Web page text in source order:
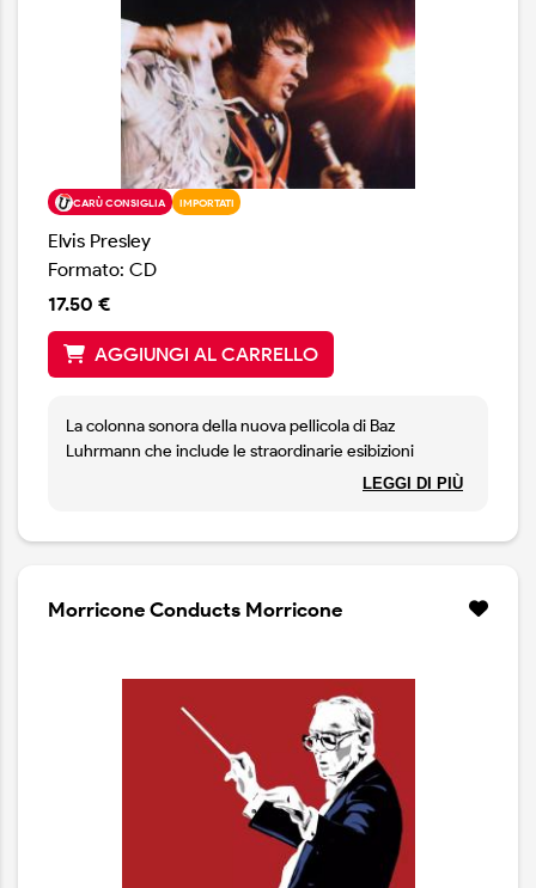
CARÙ CONSIGLIA IMPORTATI
Elvis Presley
Formato: CD
17.50 €
AGGIUNGI AL CARRELLO
La colonna sonora della nuova pellicola di Baz
Luhrmann che include le straordinarie esibizioni
presenti nel film, tra cui nuovi mix e remix dei classici
EPiC: Elvis Presley in Concert è il film più atteso
LEGGI DI PIÙ
Morricone Conducts Morricone